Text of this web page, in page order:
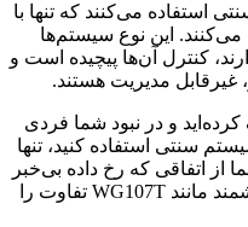
استفاده می‌کنند که تنها با
می‌کنند. این نوع سیستم‌ها
کنترل آن‌ها پیچیده است و
غیرقابل مدیریت هستند.
و در نبود شما فردی
سنتی استفاده کنید، تنها
از اتفاقی که رخ داده بی‌خبر
می‌مانید. اینجاست که یک دزدگیر هوشمند مانند WG107T تفاوت را